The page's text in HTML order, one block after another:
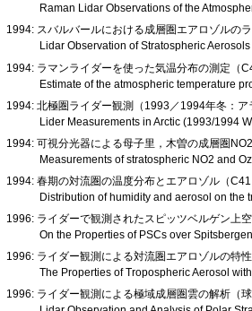
Raman Lidar Observations of the
1994: スバルバールにおける成層圏エアロゾルの
Lidar Observation of Stratospheric
1994: ラマンライダーを使った気温分布の測定（
Estimate of the atmospheric temperature
1994: 北極圏ライダー観測（1993／1994年冬：
Lider Measurements in Arctic (1993/1994
1994: 可視分光器による母子里，木曽の成層圏
Measurements of stratospheric NO2 and
1994: 春期の対流圏の温度分布とエアロゾル（
Distribution of humidity and aerosol on the
1996: ライダーで観測されたスピッツベルゲン上
On the Properties of PSCs over
1996: ライダー観測による対流圏エアロゾルの特
The Properties of Tropospheric Aerosol
1996: ライダー観測による極域成層圏雲の解析（